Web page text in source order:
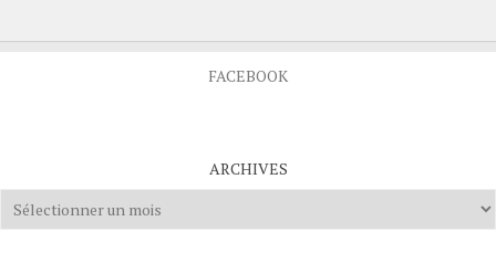
FACEBOOK
ARCHIVES
Archives